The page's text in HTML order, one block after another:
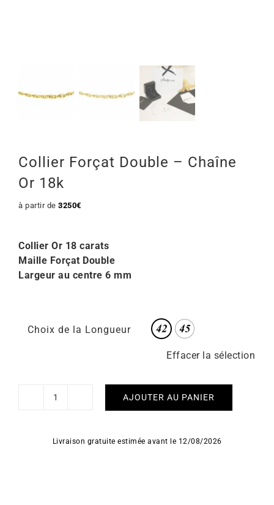
Collier Forçat Double – Chaîne
Or 18k
à partir de 3250€
Collier Or 18 carats
Maille Forçat Double
Largeur au centre 6 mm
Choix de la Longueur
Effacer la sélection
quantité
Forçat
AJOUTER AU PANIER
Livraison gratuite estimée avant le 12/08/2026